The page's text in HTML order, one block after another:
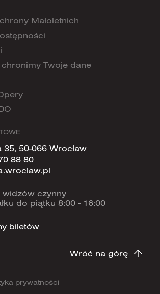
Małoletnich
Twoje dane
35, 50-066 Wrocław
88 80
widzów czynny
do piątku 8:00 - 16:00
biletów
Wróć na górę
prywatności